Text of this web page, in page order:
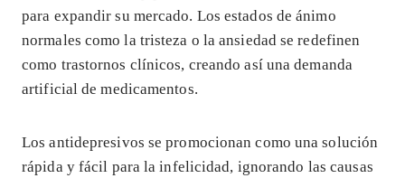
para expandir su mercado. Los estados de ánimo
normales como la tristeza o la ansiedad se redefinen
como trastornos clínicos, creando así una demanda
artificial de medicamentos.
Los antidepresivos se promocionan como una solución
rápida y fácil para la infelicidad, ignorando las causas